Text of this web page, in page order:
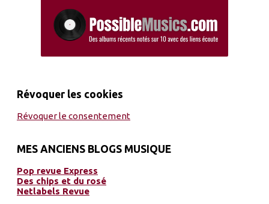
Révoquer les cookies
Révoquer le consentement
MES ANCIENS BLOGS MUSIQUE
Pop revue Express
Des chips et du rosé
Netlabels Revue